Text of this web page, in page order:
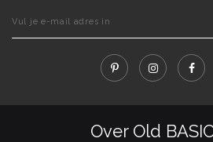
Over Old